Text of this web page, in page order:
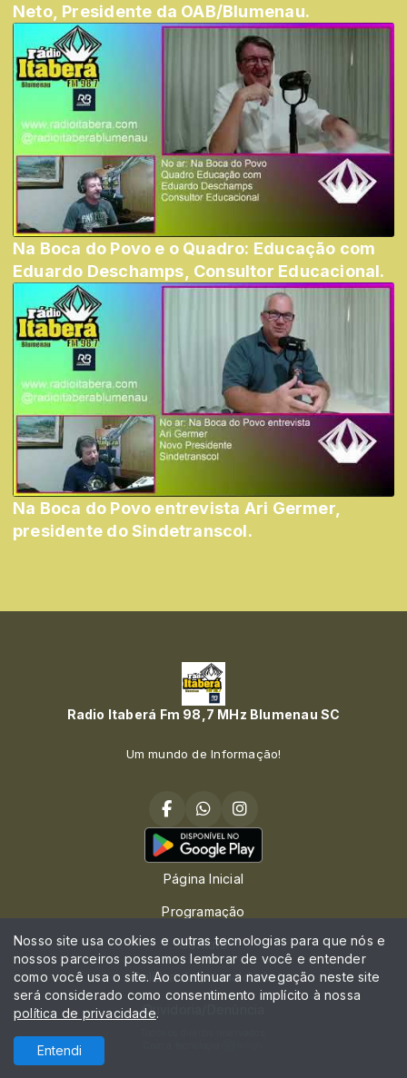
Neto, Presidente da OAB/Blumenau.
Na Boca do Povo e o Quadro: Educação com
Eduardo Deschamps, Consultor Educacional.
Na Boca do Povo entrevista Ari Germer,
presidente do Sindetranscol.
Radio Itaberá Fm 98,7 MHz Blumenau SC
Um mundo de Informação!
Página Inicial
Programação
Contato
Política de privacidade
Ouvidoria/Denúncia
Nosso site usa cookies e outras tecnologias para que nós e
nossos parceiros possamos lembrar de você e entender
como você usa o site. Ao continuar a navegação neste site
será considerado como consentimento implícito à nossa
política de privacidade.
Entendi